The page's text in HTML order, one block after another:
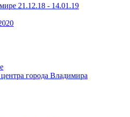
21.12.18 - 14.01.19
города Владимира